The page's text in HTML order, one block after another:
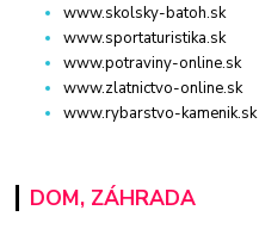
www.skolsky-batoh.sk
www.sportaturistika.sk
www.potraviny-online.sk
www.zlatnictvo-online.sk
www.rybarstvo-kamenik.sk
DOM, ZÁHRADA